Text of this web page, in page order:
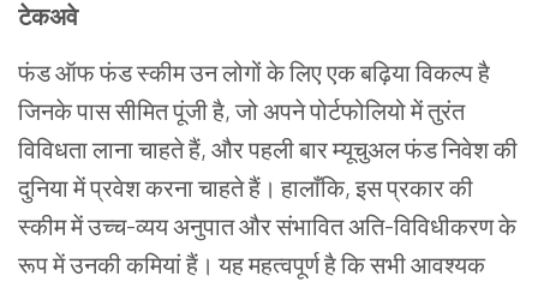
टेकअवे
फंड ऑफ फंड स्कीम उन लोगों के लिए एक बढ़िया विकल्प है
जिनके पास सीमित पूंजी है,जो अपने पोर्टफोलियो में तुरंत
विविधता लाना चाहते हैं, और पहली बार म्यूचुअल फंड निवेश की
दुनिया में प्रवेश करना चाहते हैं। हालाँकि,इस प्रकार की
स्कीम में उच्च-व्यय अनुपात और संभावित अति-विविधीकरण के
रूप में उनकी कमियां हैं। यह महत्वपूर्ण है कि सभी आवश्यक